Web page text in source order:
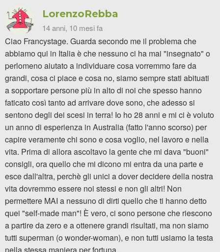
LorenzoRebba
14 anni, 10 mesi fa
Ciao Francystage. Guarda secondo me il problema che
abbiamo qui in Italia è che nessuno ci ha mai "insegnato" o
perlomeno aiutato a individuare cosa vorremmo fare da
grandi, cosa ci piace e cosa no, siamo sempre stati abituati
a sopportare persone più in alto di noi che spesso hanno
faticato così tanto ad arrivare dove sono, che adesso si
sentono degli dei scesi in terra! Io ho 28 anni e mi ci è voluto
un anno di esperienza in Australia (fatto l'anno scorso) per
capire veramente chi sono e cosa voglio, nel lavoro e nella
vita. Prima di allora ascoltavo la gente che mi dava "buoni"
consigli, ora quello che mi dicono mi entra da una parte e
esce dall'altra, perchè gli unici a dover decidere della nostra
vita dovremmo essere noi stessi e non gli altri! Non
permettere MAI a nessuno di dirti quello che ti hanno detto
quei "self-made man"! È vero, ci sono persone che riescono
a partire da zero e a ottenere grandi risultati, ma non siamo
tutti superman (o wonder-woman), e non tutti usiamo la testa